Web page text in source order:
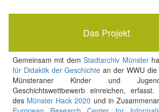
Das Projekt
Gemeinsam mit demStadtarchiv Münster
für Didaktik der Geschichte an der WWU
Münsteraner Kinder und
Geschichtswettbewerb einreichen,
des Münster Hack 2020 und in